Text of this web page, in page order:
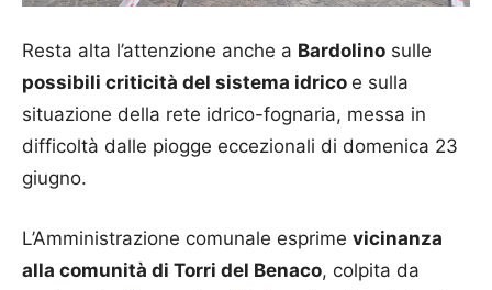
Resta alta l’attenzione anche a Bardolino sulle
possibili criticità del sistema idrico e sulla
situazione della rete idrico-fognaria, messa in
difficoltà dalle piogge eccezionali di domenica 23
giugno.
L’Amministrazione comunale esprime vicinanza
alla comunità di Torri del Benaco, colpita da